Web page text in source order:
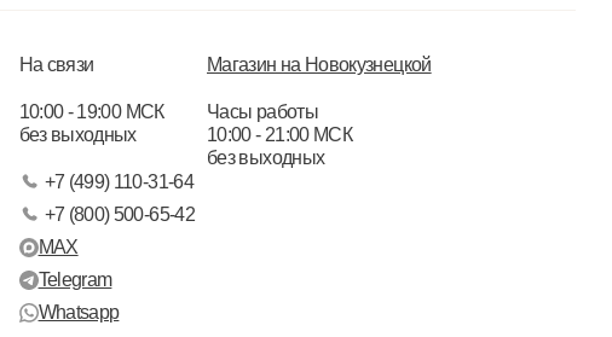
На связи
10:00 - 19:00 МСК
без выходных
+7 (499) 110-31-64
+7 (800) 500-65-42
MAX
Telegram
Whatsapp
Магазин на Новокузнецкой
Часы работы
10:00 - 21:00 МСК
без выходных